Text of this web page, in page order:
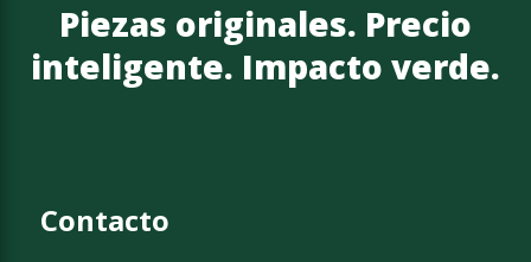
Piezas originales. Precio
inteligente. Impacto verde.
Contacto